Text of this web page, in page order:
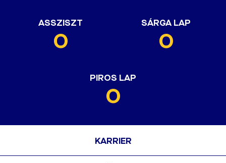
ASSZISZT
0
SÁRGA LAP
0
PIROS LAP
0
KARRIER